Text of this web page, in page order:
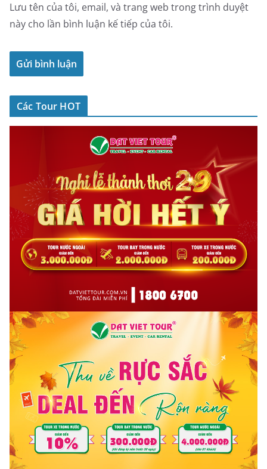
Lưu tên của tôi, email, và trang web trong trình duyệt
này cho lần bình luận kế tiếp của tôi.
Các Tour HOT